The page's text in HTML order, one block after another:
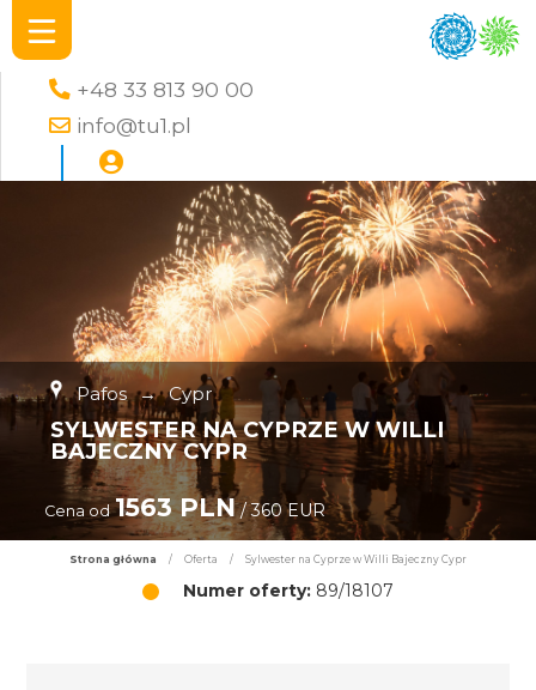
+48 33 813 90 00
info@tu1.pl
Pafos → Cypr
SYLWESTER NA CYPRZE W WILLI
BAJECZNY CYPR
Cena od 1563 PLN/ 360 EUR
Strona główna / Oferta / Sylwester na Cyprze w Willi Bajeczny Cypr
Numer oferty: 89/18107